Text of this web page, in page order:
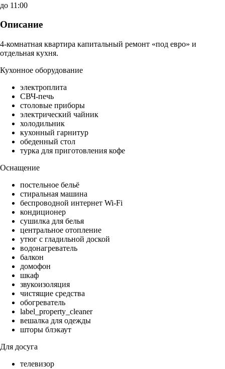
до 11:00
Описание
4-комнатная квартира капитальный ремонт «под евро» и
отдельная кухня.
Кухонное оборудование
электроплита
СВЧ-печь
столовые приборы
электрический чайник
холодильник
кухонный гарнитур
обеденный стол
турка для приготовления кофе
Оснащение
постельное бельё
стиральная машина
беспроводной интернет Wi-Fi
кондиционер
сушилка для белья
центральное отопление
утюг с гладильной доской
водонагреватель
балкон
домофон
шкаф
звукоизоляция
чистящие средства
обогреватель
label_property_cleaner
вешалка для одежды
шторы блэкаут
Для досуга
телевизор